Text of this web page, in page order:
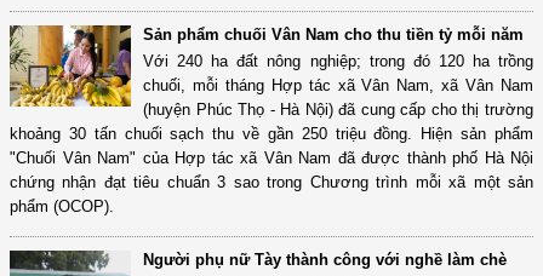
Sản phẩm chuối Vân Nam cho thu tiền tỷ mỗi năm
Với 240 ha đất nông nghiệp; trong đó 120 ha trồng
chuối, mỗi tháng Hợp tác xã Vân Nam, xã Vân Nam
(huyện Phúc Thọ - Hà Nội) đã cung cấp cho thị trường
khoảng 30 tấn chuối sạch thu về gần 250 triệu đồng. Hiện sản phẩm
"Chuối Vân Nam" của Hợp tác xã Vân Nam đã được thành phố Hà Nội
chứng nhận đạt tiêu chuẩn 3 sao trong Chương trình mỗi xã một sản
phẩm (OCOP).
Người phụ nữ Tày thành công với nghề làm chè